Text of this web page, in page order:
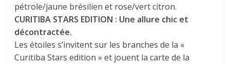
pétrole/jaune brésilien et rose/vert citron.
CURITIBA STARS EDITION : Une allure chic et
décontractée.
Les étoiles s’invitent sur les branches de la «
Curitiba Stars edition » et jouent la carte de la